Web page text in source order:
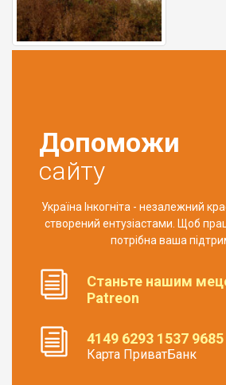
Допоможи
сайту
Україна Інкогніта - незалежний
створений ентузіастами. Щоб
потрібна ваша
Станьте нашим
Patreon
4149 6293 1537 9685
Карта ПриватБанк